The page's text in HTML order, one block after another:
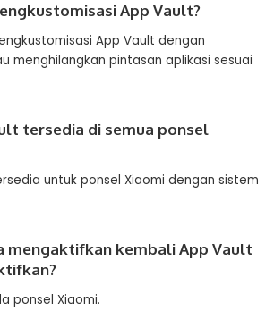
App Vault?
App Vault dengan
menghilangkan pintasan aplikasi sesuai
tersedia di semua ponsel
untuk ponsel Xiaomi dengan sistem
mengaktifkan kembali App Vault
ponsel Xiaomi.